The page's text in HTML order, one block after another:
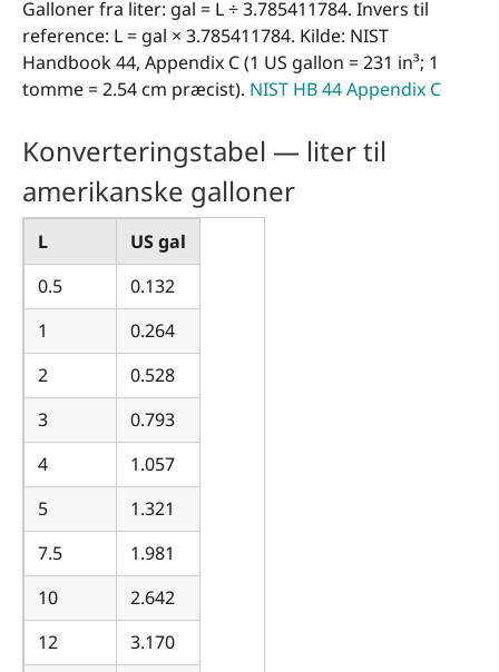
Galloner fra liter: gal = L ÷ 3.785411784. Invers til
reference: L = gal × 3.785411784. Kilde: NIST
Handbook 44, Appendix C (1 US gallon = 231 in³; 1
tomme = 2.54 cm præcist). NIST HB 44 Appendix C
Konverteringstabel — liter til
amerikanske galloner
L
US gal
0.5
0.132
1
0.264
2
0.528
3
0.793
4
1.057
5
1.321
7.5
1.981
10
2.642
12
3.170